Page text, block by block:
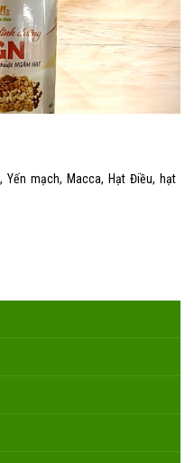
Yến mạch, Macca, Hạt Điều, hạt